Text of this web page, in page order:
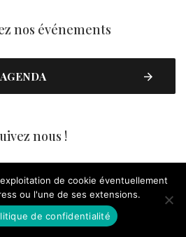
nos événements
AGENDA
nous !
de cookie éventuellement
ou l'une de ses extensions.
de confidentialité